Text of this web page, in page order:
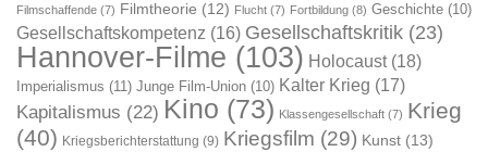
Filmschaffende (7) Filmtheorie (12) Flucht (7) Fortbildung (8) Geschichte (10)
Gesellschaftskompetenz (16) Gesellschaftskritik (23)
Hannover-Filme (103) Holocaust(18)
Imperialismus (11) Junge Film-Union (10) Kalter Krieg (17)
Kapitalismus (22) Kino (73) Klassengesellschaft (7) Krieg
(40) Kriegsberichterstattung (9) Kriegsfilm (29) Kunst (13)